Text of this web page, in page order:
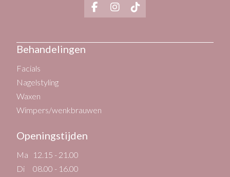
Behandelingen
Facials
Nagelstyling
Waxen
Wimpers/wenkbrauwen
Openingstijden
Ma
12.15 - 21.00
Di
08.00 - 16.00